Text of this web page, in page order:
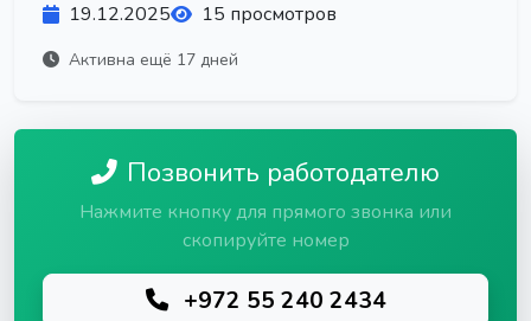
19.12.2025
15 просмотров
Активна ещё 17 дней
Позвонить работодателю
Нажмите кнопку для прямого звонка или
скопируйте номер
+972 55 240 2434